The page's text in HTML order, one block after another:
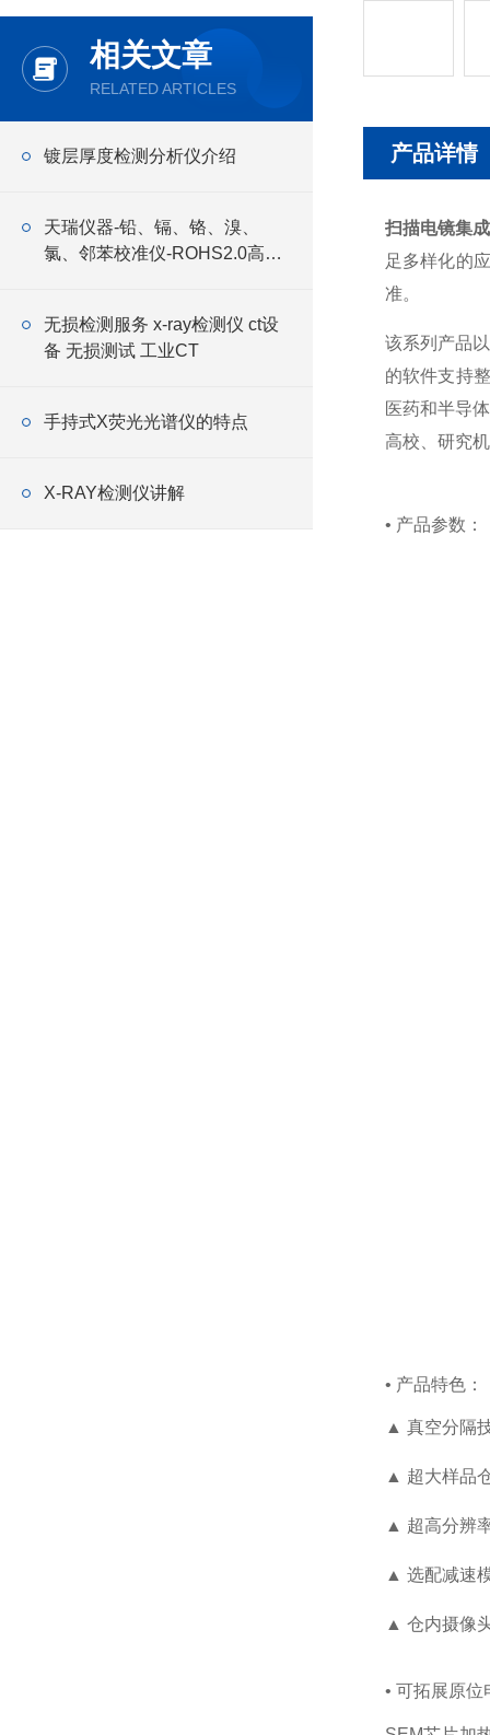
相关文章
RELATED ARTICLES
镀层厚度检测分析仪介绍
天瑞仪器-铅、镉、铬、溴、
氯、邻苯校准仪-ROHS2.0高效
无损检测服务 x-ray检测仪 ct设
备 无损测试 工业CT
手持式X荧光光谱仪的特点
X-RAY检测仪讲解
产品详情
扫描电镜集
足多样化的
准。
该系列产品
的软件支持
医药和半导
高校、研究
• 产品参数：
• 产品特色：
▲ 真空分隔
▲ 超大样品
▲ 超高分辨
▲ 选配减速
▲ 仓内摄像
• 可拓展原